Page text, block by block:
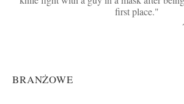
first place.
BRANŻOWE